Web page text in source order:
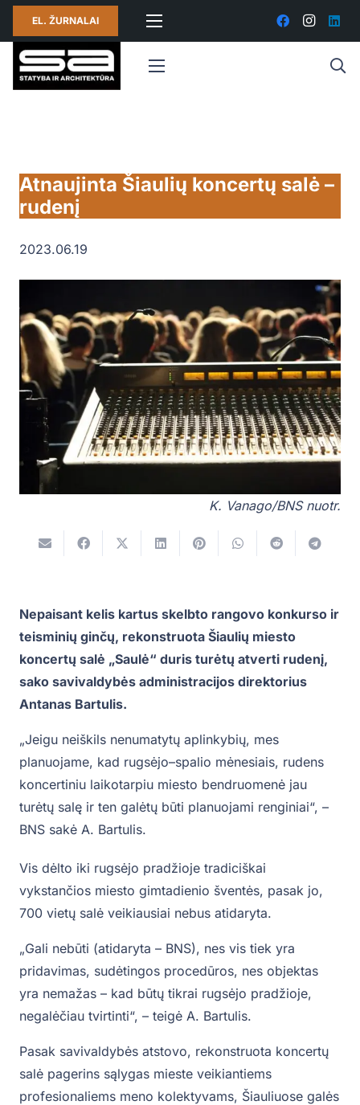
EL. ŽURNALAI
Atnaujinta Šiaulių koncertų salė –
rudenį
2023.06.19
K. Vanago/BNS nuotr.
Nepaisant kelis kartus skelbto rangovo konkurso ir
teisminių ginčų, rekonstruota Šiaulių miesto
koncertų salė „Saulė“ duris turėtų atverti rudenį,
sako savivaldybės administracijos direktorius
Antanas Bartulis.
„Jeigu neiškils nenumatytų aplinkybių, mes
planuojame, kad rugsėjo–spalio mėnesiais, rudens
koncertiniu laikotarpiu miesto bendruomenė jau
turėtų salę ir ten galėtų būti planuojami renginiai“, –
BNS sakė A. Bartulis.
Vis dėlto iki rugsėjo pradžioje tradiciškai
vykstančios miesto gimtadienio šventės, pasak jo,
700 vietų salė veikiausiai nebus atidaryta.
„Gali nebūti (atidaryta – BNS), nes vis tiek yra
pridavimas, sudėtingos procedūros, nes objektas
yra nemažas – kad būtų tikrai rugsėjo pradžioje,
negalėčiau tvirtinti“, – teigė A. Bartulis.
Pasak savivaldybės atstovo, rekonstruota koncertų
salė pagerins sąlygas mieste veikiantiems
profesionaliems meno kolektyvams, Šiauliuose galės